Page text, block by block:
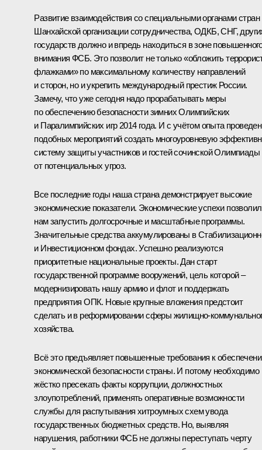
Развитие взаимодействия со специальными органами стран
Шанхайской организации сотрудничества, ОДКБ, СНГ,
государств должно и впредь находиться в зоне
внимания ФСБ. Это позволит не только «обложить
флажками» по максимальному количеству направлений
и сторон, но и укрепить международный престиж России.
Замечу, что уже сегодня надо прорабатывать меры
по обеспечению безопасности зимних Олимпийских
и Паралимпийских игр 2014 года. И с учётом опыта
подобных мероприятий создать многоуровневую
систему защиты участников и гостей сочинской Олимпиады
от потенциальных угроз.
Все последние годы наша страна демонстрирует высокие
экономические показатели. Экономические успехи
нам запустить долгосрочные и масштабные программы.
Значительные средства аккумулированы в
и Инвестиционном фондах. Успешно реализуются
приоритетные национальные проекты. Дан старт
государственной программе вооружений, цель которой –
модернизировать нашу армию и флот и поддержать
предприятия ОПК. Новые крупные вложения предстоит
сделать и в реформировании сферы жилищно-
хозяйства.
Всё это предъявляет повышенные требования к
экономической безопасности страны. И потому необходимо
жёстко пресекать факты коррупции, должностных
злоупотреблений, применять оперативные возможности
службы для распутывания хитроумных схем увода
государственных бюджетных средств. Но, выявляя
нарушения, работники ФСБ не должны переступать черту